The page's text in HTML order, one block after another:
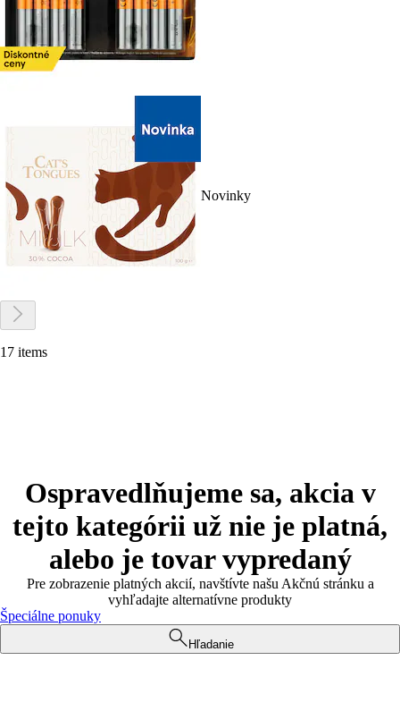
Novinky
17 items
Ospravedlňujeme sa, akcia v
tejto kategórii už nie je platná,
alebo je tovar vypredaný
Pre zobrazenie platných akcií, navštívte našu Akčnú stránku a
vyhľadajte alternatívne produkty
Špeciálne ponuky
Hľadanie